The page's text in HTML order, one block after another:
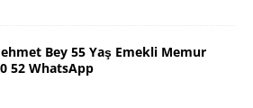
Bey 55 Yaş Emekli Memur
52 WhatsApp